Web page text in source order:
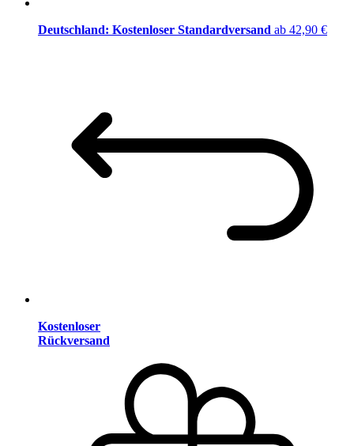
Deutschland: Kostenloser Standardversand ab 42,90 €
Kostenloser
Rückversand